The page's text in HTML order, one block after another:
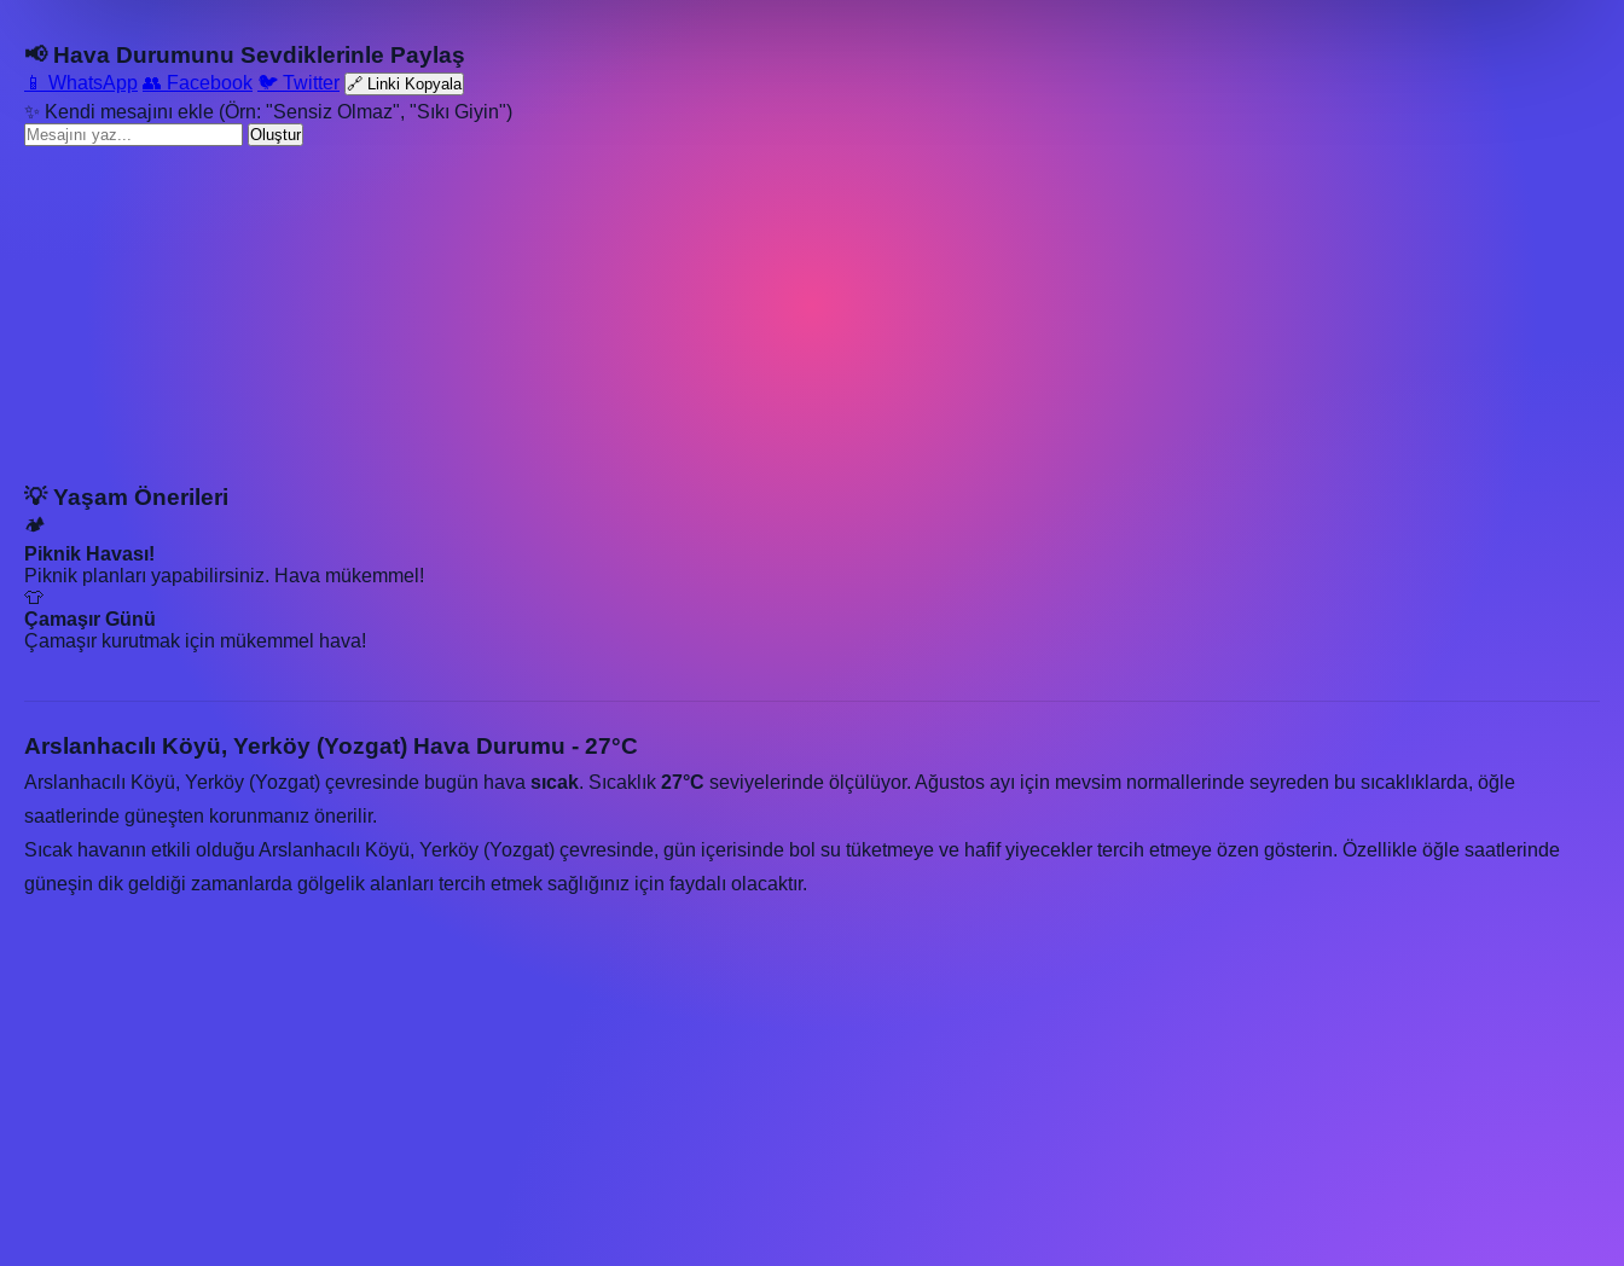
📢 Hava Durumunu Sevdiklerinle Paylaş
📱 WhatsApp 👥 Facebook 🐦 Twitter 🔗 Linki Kopyala
✨ Kendi mesajını ekle (Örn: "Sensiz Olmaz", "Sıkı Giyin")
Oluştur
💡 Yaşam Önerileri
🏕️
Piknik Havası!
Piknik planları yapabilirsiniz. Hava mükemmel!
👕
Çamaşır Günü
Çamaşır kurutmak için mükemmel hava!
Arslanhacılı Köyü, Yerköy (Yozgat) Hava Durumu - 27°C
Arslanhacılı Köyü, Yerköy (Yozgat) çevresinde bugün hava sıcak. Sıcaklık 27°C seviyelerinde ölçülüyor. Ağustos ayı için mevsim normallerinde seyreden bu sıcaklıklarda, öğle
saatlerinde güneşten korunmanız önerilir.
Sıcak havanın etkili olduğu Arslanhacılı Köyü, Yerköy (Yozgat) çevresinde, gün içerisinde bol su tüketmeye ve hafif yiyecekler tercih etmeye özen gösterin. Özellikle öğle saatlerinde
güneşin dik geldiği zamanlarda gölgelik alanları tercih etmek sağlığınız için faydalı olacaktır.